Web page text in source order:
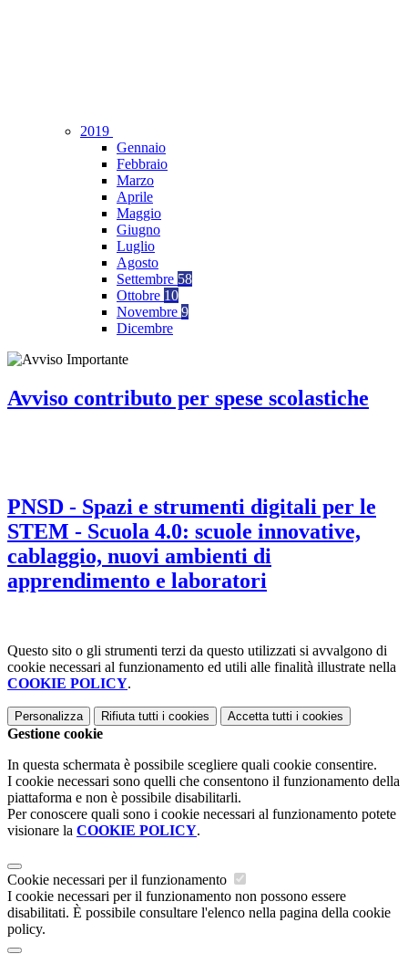
2019
Gennaio
Febbraio
Marzo
Aprile
Maggio
Giugno
Luglio
Agosto
Settembre 58
Ottobre 10
Novembre 9
Dicembre
Avviso contributo per spese scolastiche
PNSD - Spazi e strumenti digitali per le
STEM - Scuola 4.0: scuole innovative,
cablaggio, nuovi ambienti di
apprendimento e laboratori
Questo sito o gli strumenti terzi da questo utilizzati si avvalgono di
cookie necessari al funzionamento ed utili alle finalità illustrate nella
COOKIE POLICY.
Personalizza Rifiuta tutti i cookies Accetta tutti i cookies
Gestione cookie
In questa schermata è possibile scegliere quali cookie consentire.
I cookie necessari sono quelli che consentono il funzionamento della
piattaforma e non è possibile disabilitarli.
Per conoscere quali sono i cookie necessari al funzionamento potete
visionare la COOKIE POLICY.
Cookie necessari per il funzionamento
I cookie necessari per il funzionamento non possono essere
disabilitati. È possibile consultare l'elenco nella pagina della cookie
policy.